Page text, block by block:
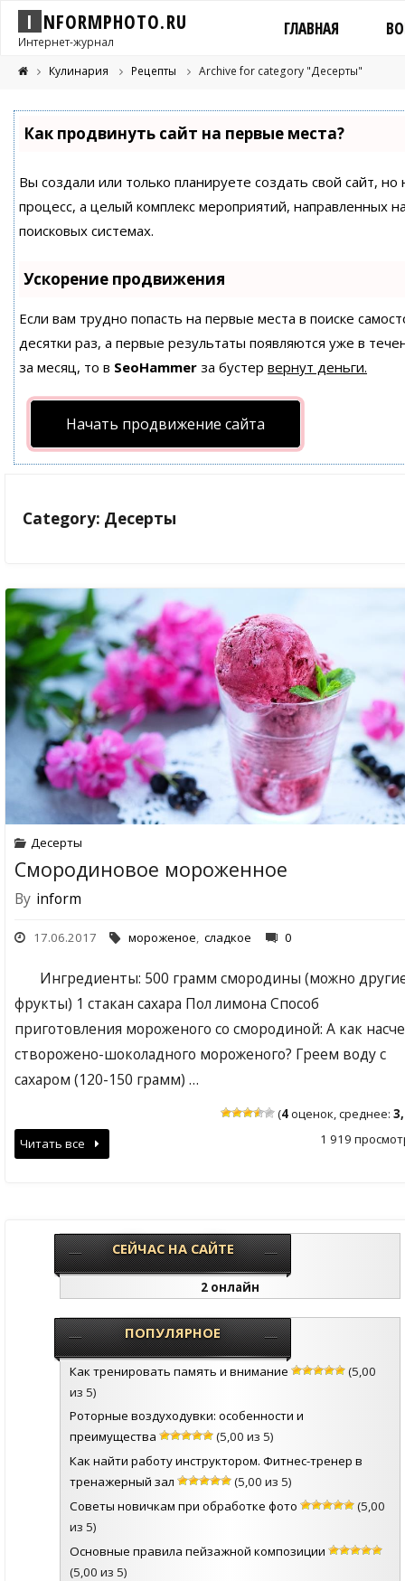
I NFORMPHOTO.RU
Интернет-журнал
ГЛАВНАЯ
Кулинария Рецепты Archive for category "Десерты"
Как продвинуть сайт на первые места?
Вы создали или только планируете создать свой сайт,
процесс, а целый комплекс мероприятий, направленных
поисковых системах.
Ускорение продвижения
Если вам трудно попасть на первые места в поиске
десятки раз, а первые результаты появляются уже в
за месяц, то в SeoHammer за бустер вернут деньги.
Начать продвижение сайта
Category: Десерты
Десерты
Смородиновое мороженное
By inform
17.06.2017 мороженое, сладкое 0
Ингредиенты: 500 грамм смородины (можно
фрукты) 1 стакан сахара Пол лимона Способ
приготовления мороженого со смородиной: А как
створожено-шоколадного мороженого? Греем воду с
сахаром (120-150 грамм) …
(4оценок, среднее:
1 919
Читать все
СЕЙЧАС НА САЙТЕ
2 онлайн
ПОПУЛЯРНОЕ
Как тренировать память и внимание
(5,00
из 5)
Роторные воздуходувки: особенности и
преимущества
(5,00 из 5)
Как найти работу инструктором. Фитнес-тренер в
тренажерный зал
(5,00 из 5)
Советы новичкам при обработке фото
(5,00
из 5)
Основные правила пейзажной композиции
(5,00 из 5)